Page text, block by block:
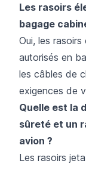
Les rasoirs
bagage
Oui, les
autorisés en
les câbles de
exigences de
Quelle est la
sûreté et un
avion ?
Les rasoirs